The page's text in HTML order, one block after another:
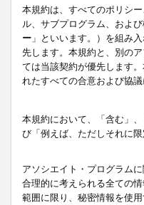
本規約は、すべてのポリシ
ル、サブプログラム、およ
ー 」といいます。）を組み
先します。本規約と、別の
ては当該契約が優先します
れたすべての合意および協議
本規約において、「含む」
び「例えば、ただしそれに
アソシエイト・プログラム
合理的に考えられる全ての
範囲に限り、秘密情報を使